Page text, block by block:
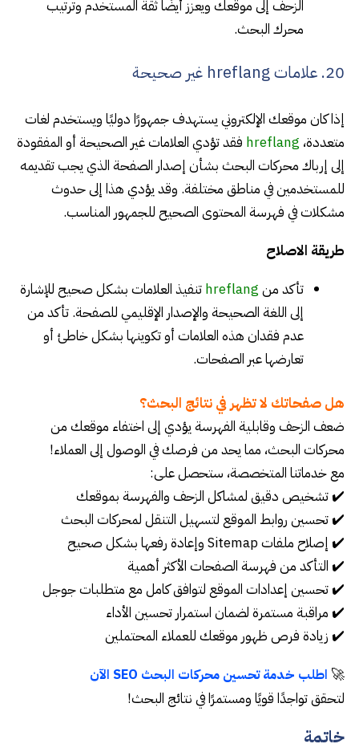
الزحف إلى موقعك ويعزز أيضًا ثقة المستخدم وترتيب
محرك البحث.
20. علامات hreflang غير صحيحة
إذا كان موقعك الإلكتروني يستهدف جمهورًا دوليًا ويستخدم لغات
متعددة، hreflang فقد تؤدي العلامات غير الصحيحة أو المفقودة
إلى إرباك محركات البحث بشأن إصدار الصفحة الذي يجب تقديمه
للمستخدمين في مناطق مختلفة. وقد يؤدي هذا إلى حدوث
مشكلات في فهرسة المحتوى الصحيح للجمهور المناسب.
طريقة الاصلاح
تأكد من hreflang تنفيذ العلامات بشكل صحيح للإشارة
إلى اللغة الصحيحة والإصدار الإقليمي للصفحة. تأكد من
عدم فقدان هذه العلامات أو تكوينها بشكل خاطئ أو
تعارضها عبر الصفحات.
هل صفحاتك لا تظهر في نتائج البحث؟
ضعف الزحف وقابلية الفهرسة يؤدي إلى اختفاء موقعك من
محركات البحث، مما يحد من فرصك في الوصول إلى العملاء!
مع خدماتنا المتخصصة، ستحصل على:
✔️ تشخيص دقيق لمشاكل الزحف والفهرسة بموقعك
✔️ تحسين روابط الموقع لتسهيل التنقل لمحركات البحث
✔️ إصلاح ملفات Sitemap وإعادة رفعها بشكل صحيح
✔️ التأكد من فهرسة الصفحات الأكثر أهمية
✔️ تحسين إعدادات الموقع لتوافق كامل مع متطلبات جوجل
✔️ مراقبة مستمرة لضمان استمرار تحسين الأداء
✔️ زيادة فرص ظهور موقعك للعملاء المحتملين
🚀 اطلب خدمة تحسين محركات البحث SEO الآن
لتحقق تواجدًا قويًا ومستمرًا في نتائج البحث!
خاتمة